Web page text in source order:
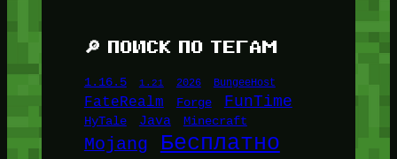
🔎 ПОИСК ПО ТЕГАМ
1.16.5 1.21 2026 BungeeHost
FateRealm Forge FunTime
HyTale Java Minecraft
Mojang Бесплатно